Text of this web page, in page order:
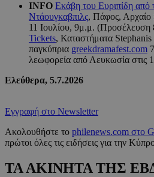
INFO Εκάβη του Ευριπίδη από
Ντάουγκαβπιλς, Πάφος, Αρχαίο
11 Ιουλίου, 9μ.μ. (Προσέλευση
Tickets, Καταστήματα Stephanis
παγκύπρια greekdramafest.com
λεωφορεία από Λευκωσία στις
Ελεύθερα, 5.7.2026
Εγγραφή στο Newsletter
Ακολουθήστε το philenews.com στο
πρώτοι όλες τις ειδήσεις για την
ΤΑ ΑΚΙΝΗΤΑ ΤΗΣ